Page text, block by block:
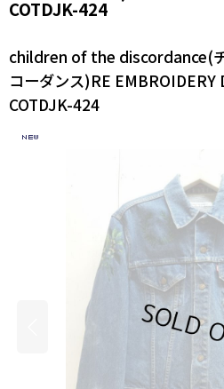
COTDJK-424
children of the discordance(
コーダンス)RE EMBROIDERY
COTDJK-424